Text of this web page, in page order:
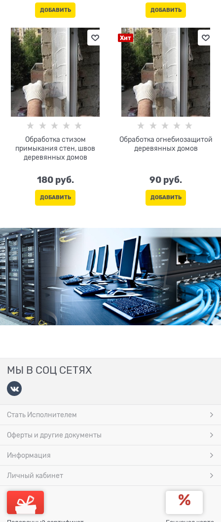
ДОБАВИТЬ ДОБАВИТЬ
Обработка стизом
примыкания стен, швов
деревянных домов
180 руб.
ДОБАВИТЬ
Хит
Обработка огнебиозащитой
деревянных домов
90 руб.
ДОБАВИТЬ
МЫ В СОЦ СЕТЯХ
Стать Исполнителем
Оферты и другие документы
Информация
Личный кабинет